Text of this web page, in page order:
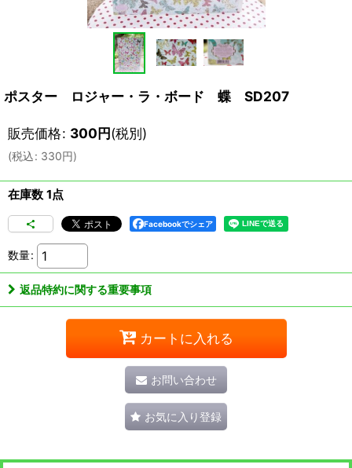
ポスター ロジャー・ラ・ボード 蝶 SD207
販売価格: 300円(税別)
(税込: 330円)
在庫数 1点
Facebookでシェア
数量:
返品特約に関する重要事項
カートに入れる
お問い合わせ
お気に入り登録